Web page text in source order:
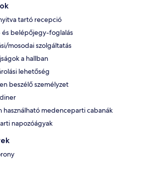
tartó recepció
és belépőjegy-foglalás
mosodai szolgáltatás
a hallban
lehetőség
beszélő személyzet
használható medenceparti cabanák
napozóágyak